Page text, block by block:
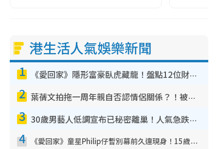
港生活人氣娛樂新聞
1 《愛回家》隱形富豪臥虎藏龍！盤點12位財氣逼人的有錢藝人：呢位靚女3億身家唔憂做
2 葉蒨文拍拖一周年親自否認情侶關係？！被質疑感情造假竟稱GM「普通同事」
3 30歲男藝人低調宣布已秘密離巢！人氣急跌變失蹤人口︰「這幾年過得並不容易」
4 《愛回家》童星Philip仔暫別幕前久違現身！15歲近況暴風長高蛻變帥氣少男